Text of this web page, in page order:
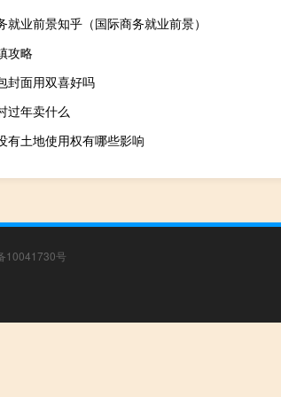
就业前景知乎（国际商务就业前景）
攻略
封面用双喜好吗
过年卖什么
有土地使用权有哪些影响
10041730号